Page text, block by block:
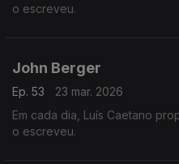
o escreveu.
John Berger
Ep. 53
23 mar. 2026
Em cada dia, Luís Caetano
o escreveu.